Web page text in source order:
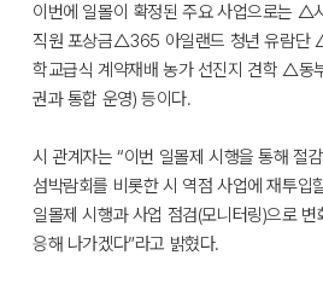
이번에 일몰이 확정된 주요 사업으로는 △
직원 포상금△365 아일랜드 청년 유람단
학교급식 계약재배 농가 선진지 견학 △동
권과 통합 운영) 등이다.
시 관계자는 “이번 일몰제 시행을 통해 절
섬박람회를 비롯한 시 역점 사업에 재투입
일몰제 시행과 사업 점검(모니터링)으로
응해 나가겠다”라고 밝혔다.